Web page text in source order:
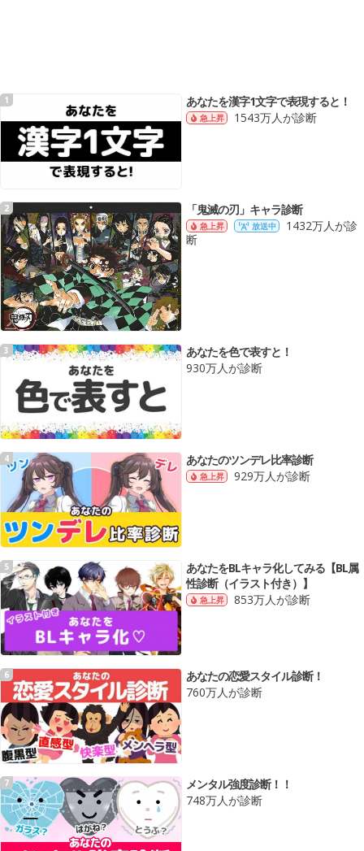
1 あなたを漢字1文字で表現すると！
急上昇 1543万人が診断
2 「鬼滅の刃」キャラ診断
急上昇 放送中
1432万人が診
断
3
あなたを色で表すと！
930万人が診断
4 あなたのツンデレ比率診断
急上昇 929万人が診断
5
あなたをBLキャラ化してみる【BL属
性診断（イラスト付き）】
急上昇 853万人が診断
6
あなたの恋愛スタイル診断！
760万人が診断
7
メンタル強度診断！！
748万人が診断